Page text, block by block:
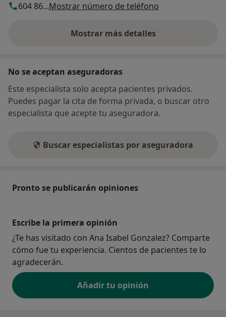
604 86...Mostrar número de teléfono
Mostrar más detalles
sobre la dirección
No se aceptan aseguradoras
Este especialista solo acepta pacientes privados.
Puedes pagar la cita de forma privada, o buscar otro
especialista que acepte tu aseguradora.
Buscar especialistas por aseguradora
Pronto se publicarán opiniones
Escribe la primera opinión
¿Te has visitado con Ana Isabel Gonzalez? Comparte
cómo fue tu experiencia. Cientos de pacientes te lo
agradecerán.
Añadir tu opinión